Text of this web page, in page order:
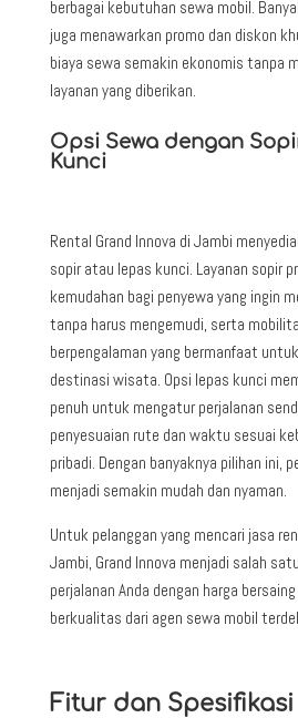
berbagai kebutuhan sewa mobil.
juga menawarkan promo dan diskon
biaya sewa semakin ekonomis tanpa
layanan yang diberikan.
Opsi Sewa dengan
Kunci
Rental Grand Innova di Jambi
sopir atau lepas kunci. Layanan sopir
kemudahan bagi penyewa yang ingin
tanpa harus mengemudi, serta
berpengalaman yang bermanfaat
destinasi wisata. Opsi lepas kunci
penuh untuk mengatur perjalanan
penyesuaian rute dan waktu sesuai
pribadi. Dengan banyaknya pilihan ini,
menjadi semakin mudah dan nyaman.
Untuk pelanggan yang mencari jasa
Jambi, Grand Innova menjadi salah
perjalanan Anda dengan harga
berkualitas dari agen sewa mobil
Fitur dan Spesifikasi